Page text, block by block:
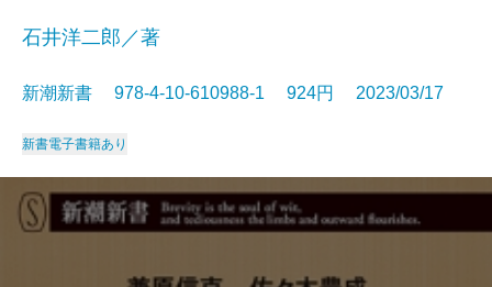
石井洋二郎／著
新潮新書 978-4-10-610988-1 924円 2023/03/17
新書電子書籍あり